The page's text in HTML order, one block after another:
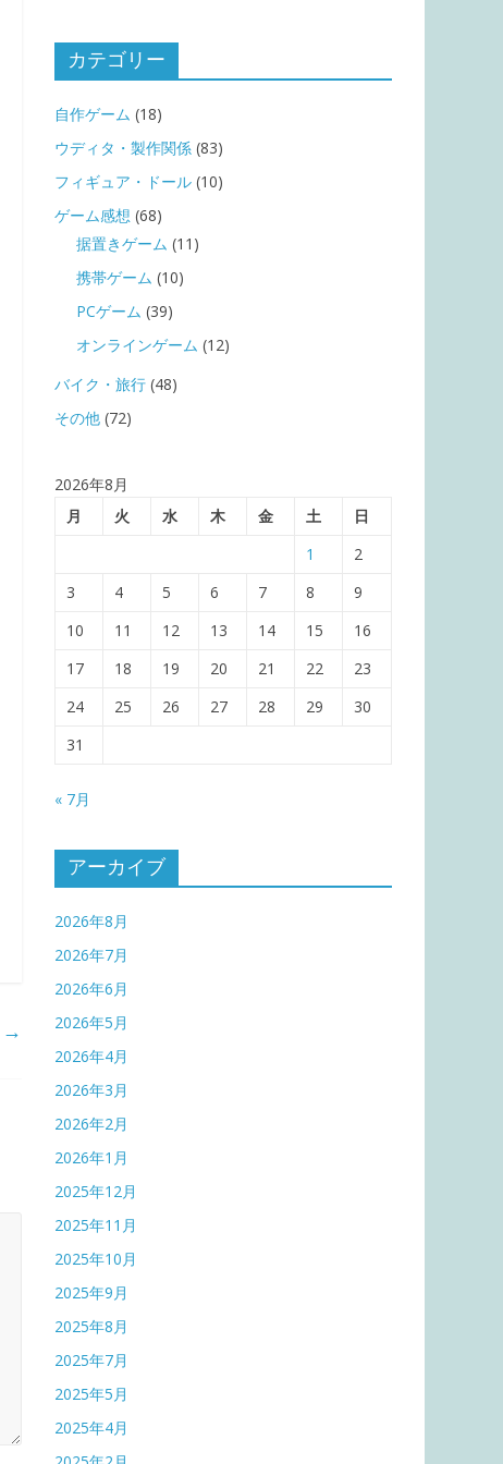
→
カテゴリー
自作ゲーム (18)
ウディタ・製作関係 (83)
フィギュア・ドール (10)
ゲーム感想 (68)
据置きゲーム (11)
携帯ゲーム (10)
PCゲーム (39)
オンラインゲーム (12)
バイク・旅行 (48)
その他 (72)
2026年8月
月
火 水 木 金 土
日
1
2
3
4 5 6 7 8
9
10
11 12 13 14 15
16
17
18 19 20 21 22
23
24
25 26 27 28 29
30
31
« 7月
アーカイブ
2026年8月
2026年7月
2026年6月
2026年5月
2026年4月
2026年3月
2026年2月
2026年1月
2025年12月
2025年11月
2025年10月
2025年9月
2025年8月
2025年7月
2025年5月
2025年4月